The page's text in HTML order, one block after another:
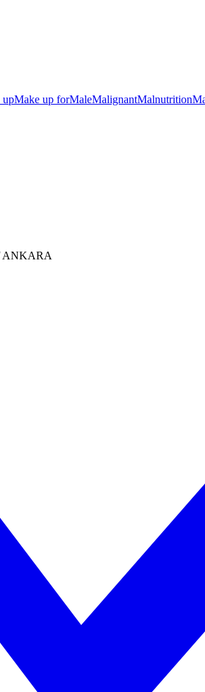
upMake up forMaleMalignantMalnutrition
ANKARA